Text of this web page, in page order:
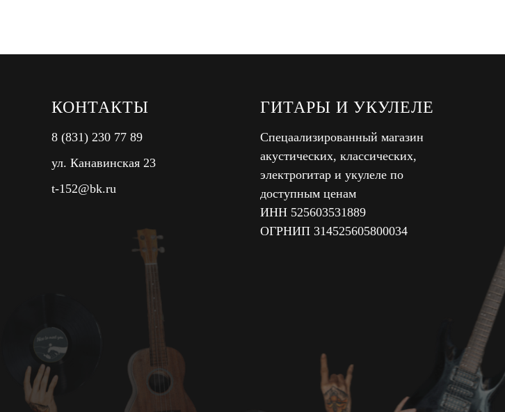
КОНТАКТЫ
8 (831) 230 77 89
ул. Канавинская 23
t-152@bk.ru
ГИТАРЫ И УКУЛЕЛЕ
Спецаализированный магазин
акустических, классических,
электрогитар и укулеле по
доступным ценам
ИНН 525603531889
ОГРНИП 314525605800034